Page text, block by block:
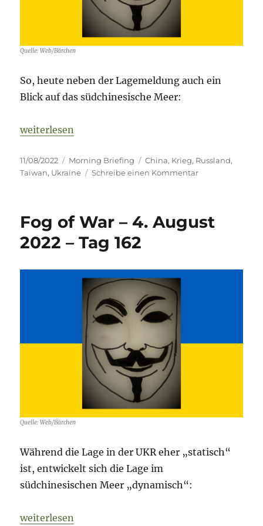
Quelle: Web/Bärchen
So, heute neben der Lagemeldung auch ein
Blick auf das südchinesische Meer:
„Fog of War – 11. August 2022 – Tag 169“
weiterlesen
Veröffentlicht
am
11/08/2022 Kategorien
Morning Briefing Schlagwörter
China, Krieg, Russland,
Taiwan, Ukraine Schreibe einen Kommentarzu
–
–
Fog of War – 4. August
2022 – Tag 162
Quelle: Web/Bärchen
Während die Lage in der UKR eher „statisch“
ist, entwickelt sich die Lage im
südchinesischen Meer „dynamisch“:
„Fog of War – 4. August 2022 – Tag 162“
weiterlesen